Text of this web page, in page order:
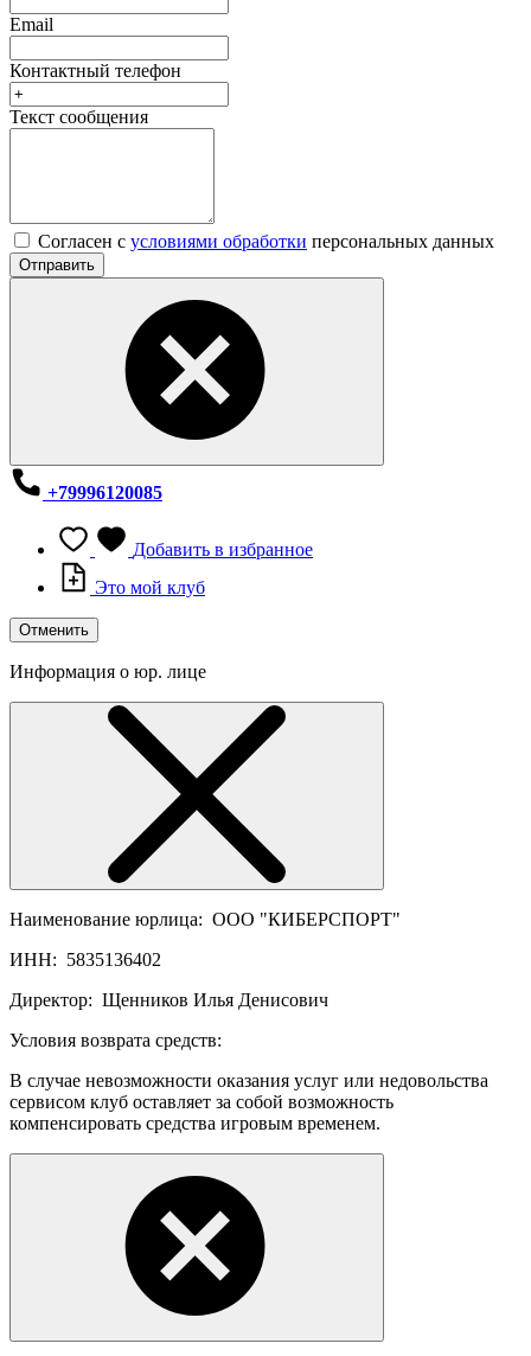
Email
Контактный телефон
Текст сообщения
Согласен с условиями обработки персональных данных
Отправить
+79996120085
Добавить в избранное
Это мой клуб
Отменить
Информация о юр. лице
Наименование юрлица: ООО "КИБЕРСПОРТ"
ИНН: 5835136402
Директор: Щенников Илья Денисович
Условия возврата средств:
В случае невозможности оказания услуг или недовольства
сервисом клуб оставляет за собой возможность
компенсировать средства игровым временем.